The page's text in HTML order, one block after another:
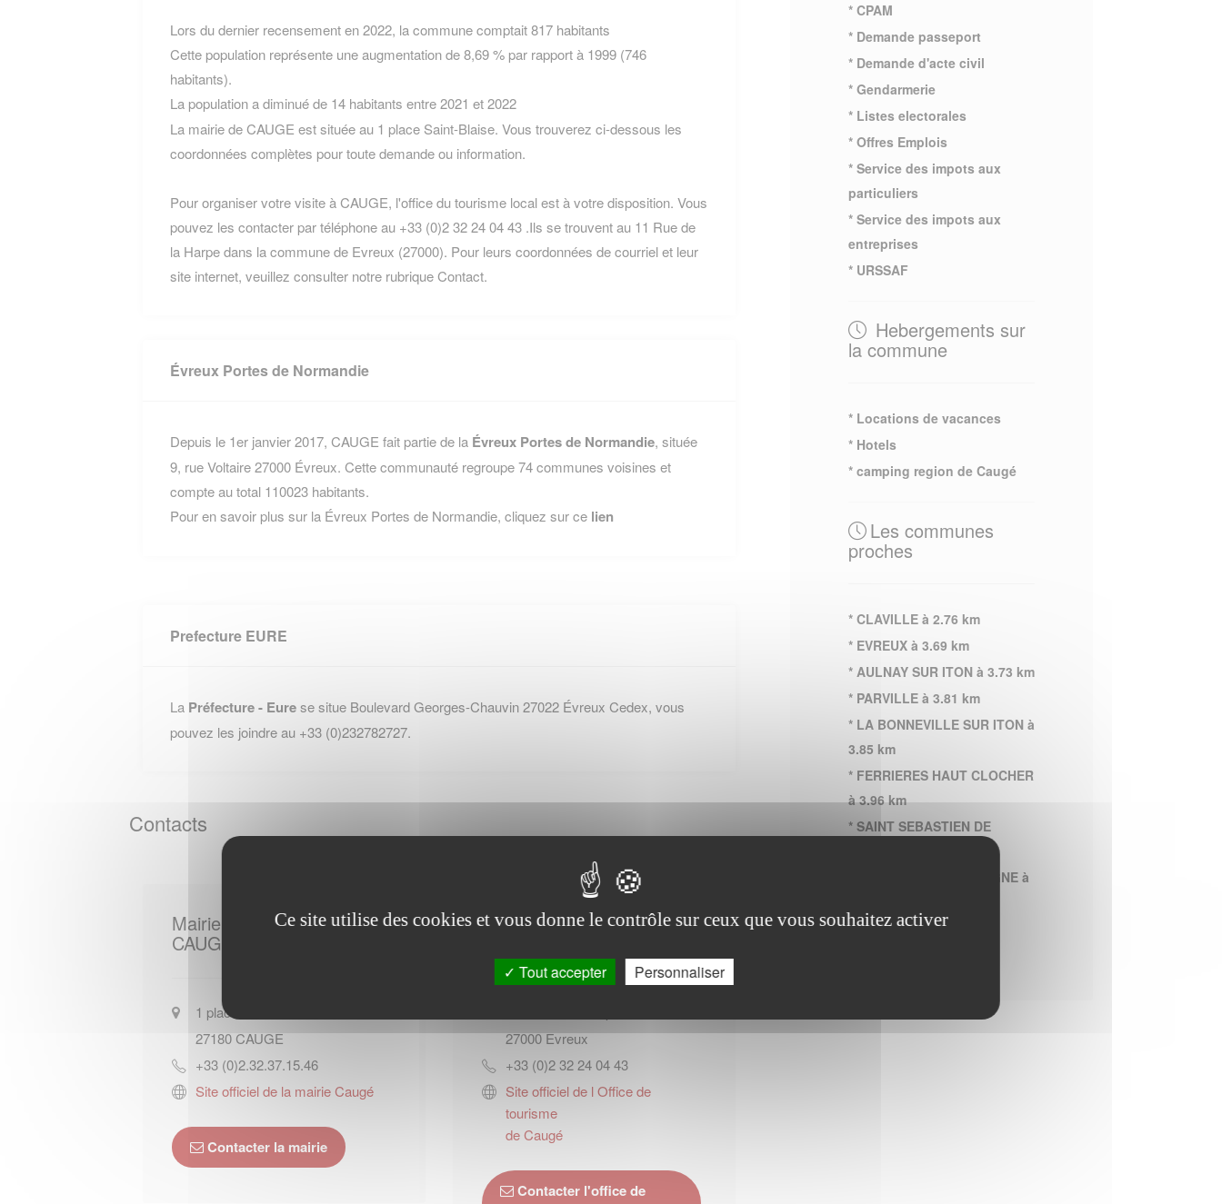
Lors du dernier recensement en 2022, la commune comptait 817 habitants
Cette population représente une augmentation de 8,69 % par rapport à 1999 (746
habitants).
La population a diminué de 14 habitants entre 2021 et 2022
La mairie de CAUGE est située au 1 place Saint-Blaise. Vous trouverez ci-dessous les
coordonnées complètes pour toute demande ou information.
Pour organiser votre visite à CAUGE, l'office du tourisme local est à votre disposition. Vous
pouvez les contacter par téléphone au +33 (0)2 32 24 04 43 .Ils se trouvent au 11 Rue de
la Harpe dans la commune de Evreux (27000). Pour leurs coordonnées de courriel et leur
site internet, veuillez consulter notre rubrique Contact.
Évreux Portes de Normandie
Depuis le 1er janvier 2017, CAUGE fait partie de la Évreux Portes de Normandie, située
9, rue Voltaire 27000 Évreux. Cette communauté regroupe 74 communes voisines et
compte au total 110023 habitants.
Pour en savoir plus sur la Évreux Portes de Normandie, cliquez sur ce lien
Prefecture EURE
La Préfecture - Eurese situe Boulevard Georges-Chauvin 27022 Évreux Cedex, vous
pouvez les joindre au +33 (0)232782727.
Contacts
Mairie de
CAUGE
1 place Saint-Blaise
27180 CAUGE
+33 (0)2.32.37.15.46
Site officiel de la mairie Caugé
Contacter la mairie
Office de tourisme de
27000Evreux
+33 (0)2 32 24 04 43
Site officiel de l Office de
tourisme
de Caugé
Contacter l'office de
* CPAM
* Demande passeport
* Demande d'acte civil
* Gendarmerie
* Listes electorales
* Offres Emplois
* Service des impots aux
particuliers
* Service des impots aux
entreprises
* URSSAF
Hebergements sur
la commune
* Locations de vacances
* Hotels
* camping region de Caugé
Les communes
proches
* CLAVILLE à 2.76 km
* EVREUX à 3.69 km
* AULNAY SUR ITON à 3.73 km
* PARVILLE à 3.81 km
* LA BONNEVILLE SUR ITON à
3.85 km
* FERRIERES HAUT CLOCHER
à 3.96 km
* SAINT SEBASTIEN DE
* GAUVILLE LA CAMPAGNE à
* GLISOLLES à 4.66 km
Ce site utilise des cookies et vous donne le contrôle sur ceux que vous souhaitez activer
Tout accepter Personnaliser